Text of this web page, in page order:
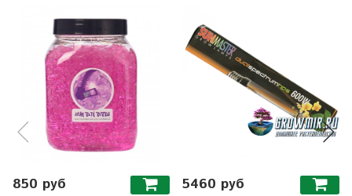
850 руб 5460 руб